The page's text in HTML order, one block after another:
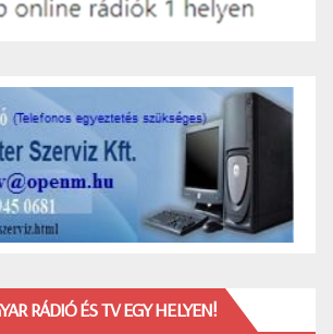
RÁDIÓ ÉS TV EGY HELYEN!